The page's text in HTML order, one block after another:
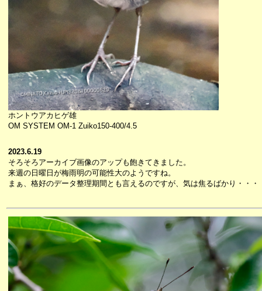
ホントウアカヒゲ雄
OM SYSTEM OM-1 Zuiko150-400/4.5
2023.6.19
そろそろアーカイブ画像のアップも飽きてきました。
来週の日曜日が梅雨明の可能性大のようですね。
まぁ、格好のデータ整理期間とも言えるのですが、気は焦るばかり・・・